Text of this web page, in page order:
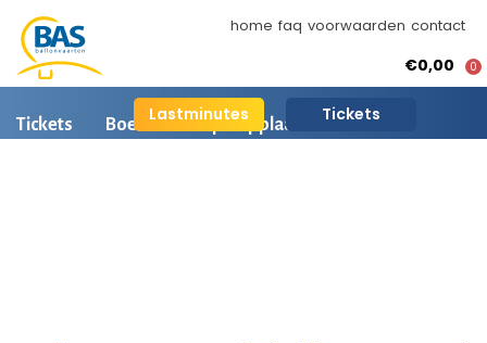
home faq voorwaarden contact
Lastminutes Tickets
€0,00 0
Tickets Boeken Opstapplaatsen